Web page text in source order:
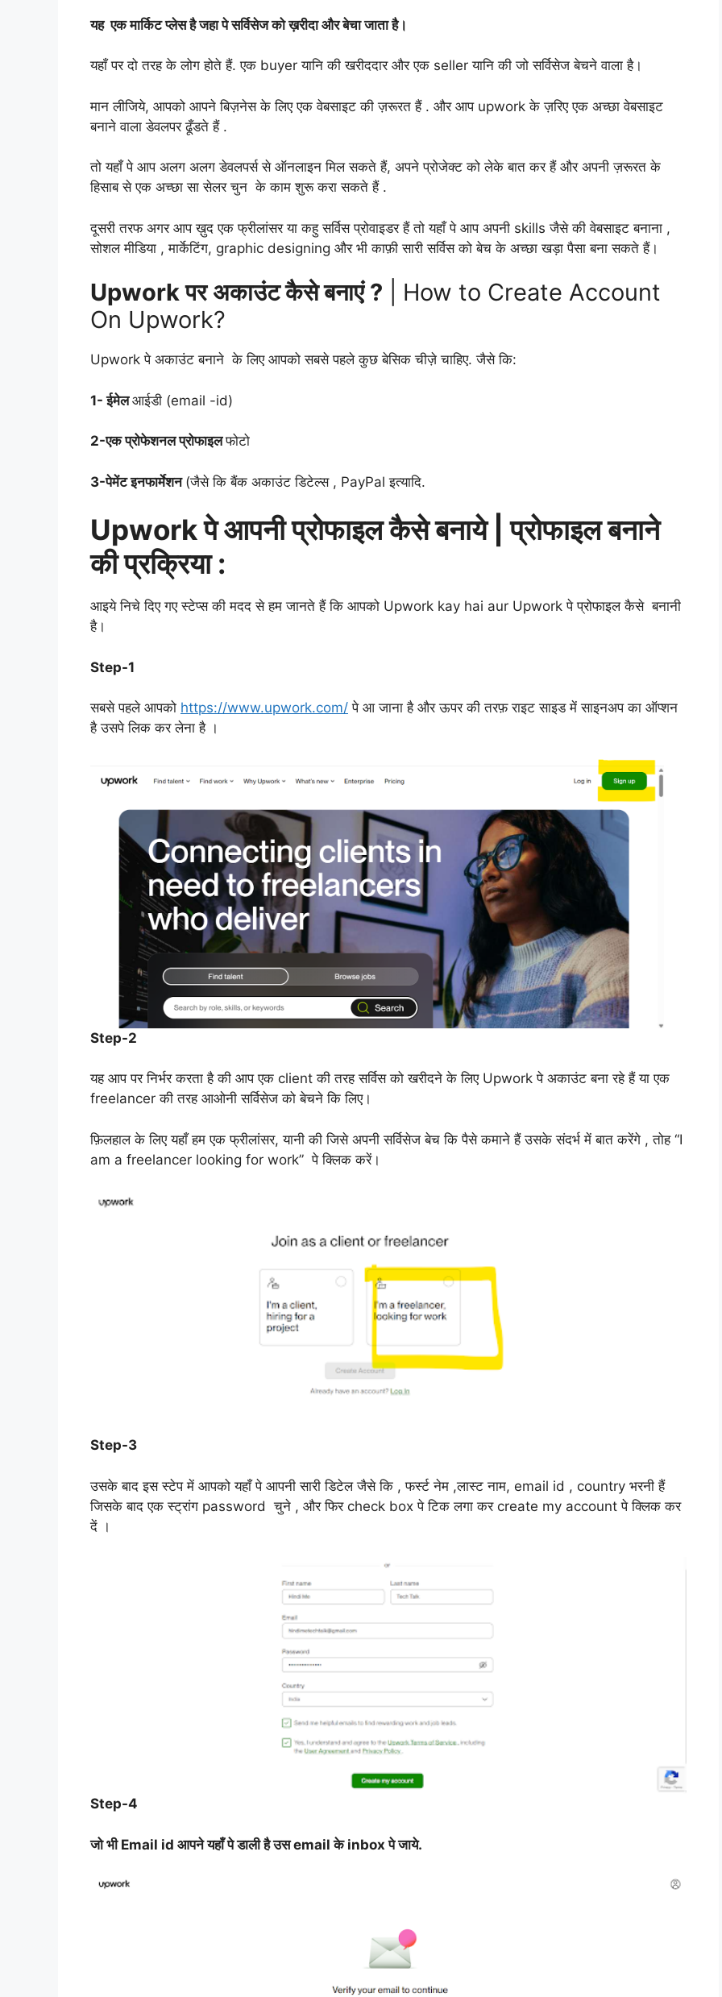
यह एक मार्किट प्लेस है जहा पे सर्विसेज को ख़रीदा और बेचा जाता है।
यहाँ पर दो तरह के लोग होते हैं. एक buyer यानि की खरीददार और एक seller यानि की जो सर्विसेज बेचने वाला है।
मान लीजिये, आपको आपने बिज़नेस के लिए एक वेबसाइट की ज़रूरत हैं . और आप upwork के ज़रिए एक अच्छा वेबसाइट
बनाने वाला डेवलपर ढूँडते हैं .
तो यहाँ पे आप अलग अलग डेवलपर्स से ऑनलाइन मिल सकते हैं, अपने प्रोजेक्ट को लेके बात कर हैं और अपनी ज़रूरत के
हिसाब से एक अच्छा सा सेलर चुन के काम शुरू करा सकते हैं .
दूसरी तरफ अगर आप ख़ुद एक फ्रीलांसर या कहु सर्विस प्रोवाइडर हैं तो यहाँ पे आप अपनी skills जैसे की वेबसाइट बनाना ,
सोशल मीडिया , मार्केटिंग, graphic designing और भी काफ़ी सारी सर्विस को बेच के अच्छा खड़ा पैसा बना सकते हैं।
Upwork पर अकाउंट कैसे बनाएं ? | How to Create Account
On Upwork?
Upwork पे अकाउंट बनाने के लिए आपको सबसे पहले कुछ बेसिक चीज़े चाहिए. जैसे कि:
1- ईमेलआईडी (email -id)
2-एक प्रोफेशनल प्रोफाइलफोटो
3-पेमेंट इनफार्मेशन (जैसे कि बैंक अकाउंट डिटेल्स , PayPal इत्यादि.
Upwork पे आपनी प्रोफाइल कैसे बनाये | प्रोफाइल बनाने
की प्रक्रिया :
आइये निचे दिए गए स्टेप्स की मदद से हम जानते हैं कि आपको Upwork kay hai aur Upwork पे प्रोफाइल कैसे बनानी
है।
Step-1
सबसे पहले आपको https://www.upwork.com/ पे आ जाना है और ऊपर की तरफ़ राइट साइड में साइनअप का ऑप्शन
है उसपे लिक कर लेना है ।
Step-2
यह आप पर निर्भर करता है की आप एक client की तरह सर्विस को खरीदने के लिए Upwork पे अकाउंट बना रहे हैं या एक
freelancer की तरह आओनी सर्विसेज को बेचने कि लिए।
फ़िलहाल के लिए यहाँ हम एक फ्रीलांसर, यानी की जिसे अपनी सर्विसेज बेच कि पैसे कमाने हैं उसके संदर्भ में बात करेंगे , तोह “I
am a freelancer looking for work” पे क्लिक करें।
Step-3
उसके बाद इस स्टेप में आपको यहाँ पे आपनी सारी डिटेल जैसे कि , फर्स्ट नेम ,लास्ट नाम, email id , country भरनी हैं
जिसके बाद एक स्ट्रांग password चुने , और फिर check box पे टिक लगा कर create my account पे क्लिक कर
दें ।
Step-4
जो भी Email id आपने यहाँ पे डाली है उस email के inbox पे जाये.